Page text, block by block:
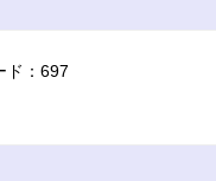
：697